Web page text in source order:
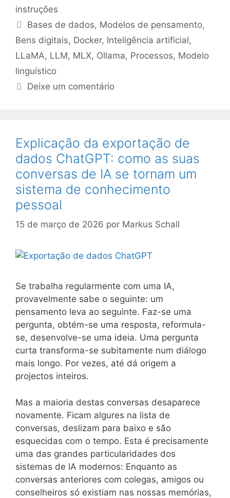
instruções
Etiquetas
Bases de dados, Modelos de pensamento,
Bens digitais, Docker, Inteligência artificial,
LLaMA, LLM, MLX, Ollama, Processos, Modelo
linguístico
Deixe um comentário
Explicação da exportação de
dados ChatGPT: como as suas
conversas de IA se tornam um
sistema de conhecimento
pessoal
15 de março de 2026 por Markus Schall
Se trabalha regularmente com uma IA,
provavelmente sabe o seguinte: um
pensamento leva ao seguinte. Faz-se uma
pergunta, obtém-se uma resposta, reformula-
se, desenvolve-se uma ideia. Uma pergunta
curta transforma-se subitamente num diálogo
mais longo. Por vezes, até dá origem a
projectos inteiros.
Mas a maioria destas conversas desaparece
novamente. Ficam algures na lista de
conversas, deslizam para baixo e são
esquecidas com o tempo. Esta é precisamente
uma das grandes particularidades dos
sistemas de IA modernos: Enquanto as
conversas anteriores com colegas, amigos ou
conselheiros só existiam nas nossas memórias,